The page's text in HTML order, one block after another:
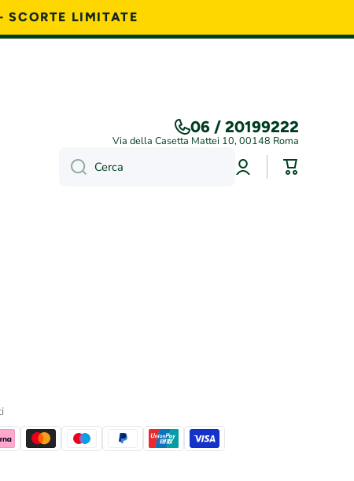
SCORTE LIMITATE
06 / 20199222
Via della Casetta Mattei 10, 00148 Roma
Cerca Accedi Carrello